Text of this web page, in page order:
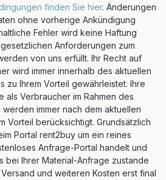
finden Sie hier. Änderungen
ohne vorherige Ankündigung
Fehler wird keine Haftung
Anforderungen zum
von uns erfüllt. Ihr Recht auf
wird immer innerhalb des aktuellen
zu Ihrem Vorteil gewährleistet. Ihre
als Verbraucher im Rahmen des
immer nach dem aktuellen
Vorteil berücksichtigt. Grundsätzlich
Portal rent2buy um ein reines
Anfrage-Portal handelt und
bei Ihrer Material-Anfrage zustande
und weiteren Kosten erst final